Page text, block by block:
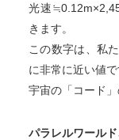
光速
きます。
この数字は、私
に非常に近い値で
宇宙の「コード
パラレルワール